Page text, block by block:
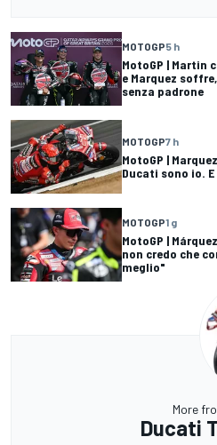
MOTOGP5 h
MotoGP | Martin
e Marquez
senza padrone
MOTOGP7 h
MotoGP |
Ducati sono io.
MOTOGP1 g
MotoGP |
non credo che
meglio"
More
Ducati